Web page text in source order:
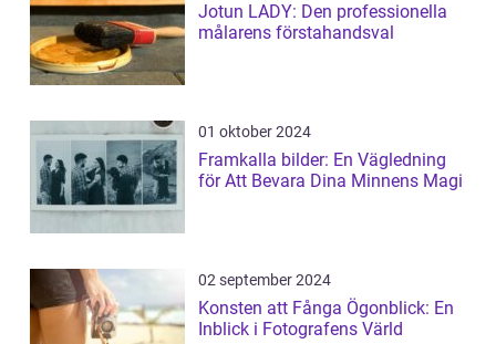
Jotun LADY: Den professionella
målarens förstahandsval
01 oktober 2024
Framkalla bilder: En Vägledning
för Att Bevara Dina Minnens Magi
02 september 2024
Konsten att Fånga Ögonblick: En
Inblick i Fotografens Värld